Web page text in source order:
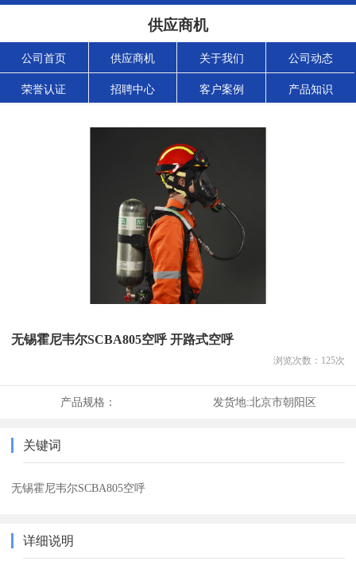
供应商机
公司首页 供应商机 关于我们 公司动态
荣誉认证 招聘中心 客户案例 产品知识
无锡霍尼韦尔SCBA805空呼 开路式空呼
浏览次数： 125次
产品规格： 发货地:北京市朝阳区
关键词
无锡霍尼韦尔SCBA805空呼
详细说明